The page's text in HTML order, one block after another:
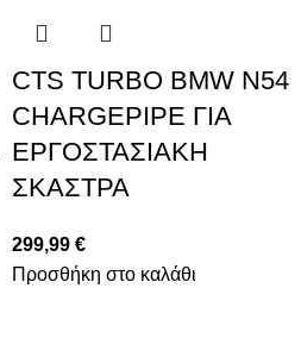
CTS TURBO BMW N54
CHARGEPIPE ΓΙΑ
ΕΡΓΟΣΤΑΣΙΑΚΗ
ΣΚΑΣΤΡΑ
299,99€
Προσθήκη στο καλάθι